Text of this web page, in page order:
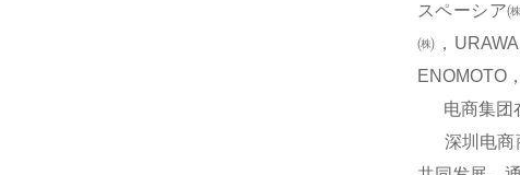
スペーシア
㈱，
ENOMOTO
电商集团
深圳电商